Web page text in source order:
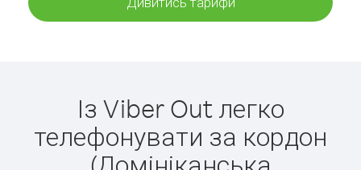
Із Viber Out легко
телефонувати за кордон